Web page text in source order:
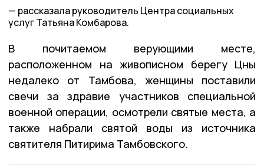
рассказала руководитель Центра социальных
услуг Татьяна Комбарова.
В почитаемом верующими месте,
расположенном на живописном берегу Цны
недалеко от Тамбова, женщины поставили
свечи за здравие участников специальной
военной операции, осмотрели святые места, а
также набрали святой воды из источника
святителя Питирима Тамбовского.